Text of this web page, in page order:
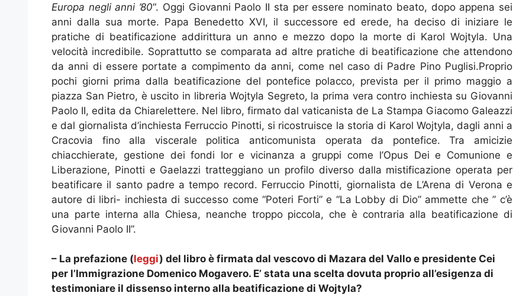
Europa negli anni ’80“. Oggi Giovanni Paolo II sta per essere nominato beato, dopo appena sei
anni dalla sua morte. Papa Benedetto XVI, il successore ed erede, ha deciso di iniziare le
pratiche di beatificazione addirittura un anno e mezzo dopo la morte di Karol Wojtyla. Una
velocità incredibile. Soprattutto se comparata ad altre pratiche di beatificazione che attendono
da anni di essere portate a compimento da anni, come nel caso di Padre Pino Puglisi.Proprio
pochi giorni prima dalla beatificazione del pontefice polacco, prevista per il primo maggio a
piazza San Pietro, è uscito in libreria Wojtyla Segreto, la prima vera contro inchiesta su Giovanni
Paolo II, edita da Chiarelettere. Nel libro, firmato dal vaticanista de La Stampa Giacomo Galeazzi
e dal giornalista d’inchiesta Ferruccio Pinotti, si ricostruisce la storia di Karol Wojtyla, dagli anni a
Cracovia fino alla viscerale politica anticomunista operata da pontefice. Tra amicizie
chiacchierate, gestione dei fondi Ior e vicinanza a gruppi come l’Opus Dei e Comunione e
Liberazione, Pinotti e Gaelazzi tratteggiano un profilo diverso dalla mistificazione operata per
beatificare il santo padre a tempo record. Ferruccio Pinotti, giornalista de L’Arena di Verona e
autore di libri- inchiesta di successo come “Poteri Forti” e “La Lobby di Dio” ammette che ” c’è
una parte interna alla Chiesa, neanche troppo piccola, che è contraria alla beatificazione di
Giovanni Paolo II”.
– La prefazione (leggi) del libro è firmata dal vescovo di Mazara del Vallo e presidente Cei
per l’Immigrazione Domenico Mogavero. E’ stata una scelta dovuta proprio all’esigenza di
testimoniare il dissenso interno alla beatificazione di Wojtyla?